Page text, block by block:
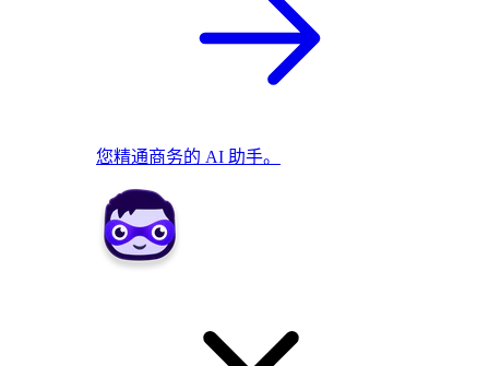
您精通商务的 AI 助手。